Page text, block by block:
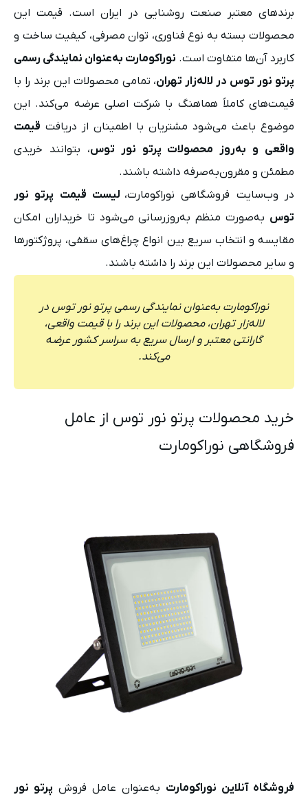
برندهای معتبر صنعت روشنایی در ایران است. قیمت این
محصولات بسته به نوع فناوری، توان مصرفی، کیفیت ساخت و
کاربرد آن‌ها متفاوت است. نوراکومارت به‌عنوان نمایندگی رسمی
پرتو نور توس در لاله‌زار تهران، تمامی محصولات این برند را با
قیمت‌های کاملاً هماهنگ با شرکت اصلی عرضه می‌کند. این
موضوع باعث می‌شود مشتریان با اطمینان از دریافت قیمت
واقعی و به‌روز محصولات پرتو نور توس، بتوانند خریدی
مطمئن و مقرون‌به‌صرفه داشته باشند.
در وب‌سایت فروشگاهی نوراکومارت، لیست قیمت پرتو نور
توس به‌صورت منظم به‌روزرسانی می‌شود تا خریداران امکان
مقایسه و انتخاب سریع بین انواع چراغ‌های سقفی، پروژکتورها
و سایر محصولات این برند را داشته باشند.
نوراکومارت به‌عنوان نمایندگی رسمی پرتو نور توس در
لاله‌زار تهران، محصولات این برند را با قیمت واقعی،
گارانتی معتبر و ارسال سریع به سراسر کشور عرضه
می‌کند.
خرید محصولات پرتو نور توس از عامل
فروشگاهی نوراکومارت
فروشگاه آنلاین نوراکومارت به‌عنوان عامل فروش پرتو نور